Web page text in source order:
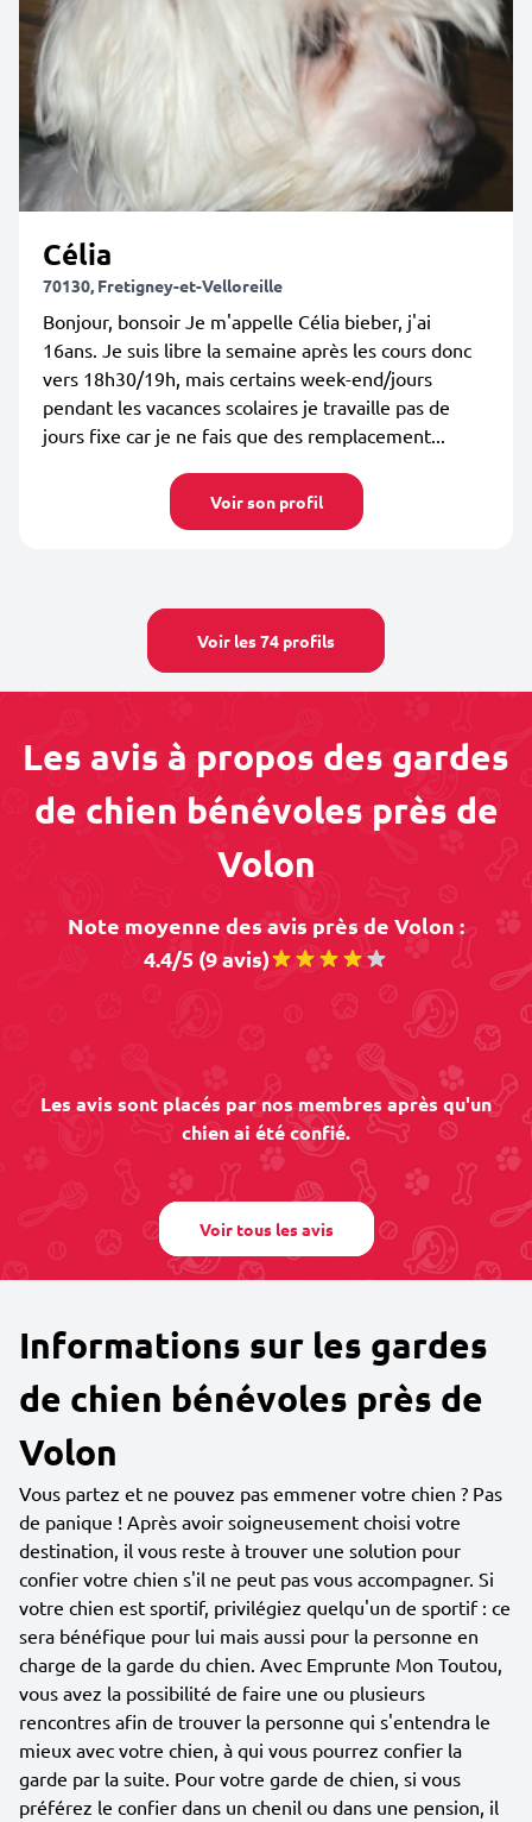
Célia
70130, Fretigney-et-Velloreille
Bonjour, bonsoir Je m'appelle Célia bieber, j'ai
16ans. Je suis libre la semaine après les cours donc
vers 18h30/19h, mais certains week-end/jours
pendant les vacances scolaires je travaille pas de
jours fixe car je ne fais que des remplacement...
Voir son profil
Voir les 74 profils
Les avis à propos des gardes
de chien bénévoles près de
Volon
Note moyenne des avis près de Volon :
4.4/5 (9 avis)
Les avis sont placés par nos membres après qu'un
chien ai été confié.
Voir tous les avis
Informations sur les gardes
de chien bénévoles près de
Volon
Vous partez et ne pouvez pas emmener votre chien ? Pas
de panique ! Après avoir soigneusement choisi votre
destination, il vous reste à trouver une solution pour
confier votre chien s'il ne peut pas vous accompagner. Si
votre chien est sportif, privilégiez quelqu'un de sportif : ce
sera bénéfique pour lui mais aussi pour la personne en
charge de la garde du chien. Avec Emprunte Mon Toutou,
vous avez la possibilité de faire une ou plusieurs
rencontres afin de trouver la personne qui s'entendra le
mieux avec votre chien, à qui vous pourrez confier la
garde par la suite. Pour votre garde de chien, si vous
préférez le confier dans un chenil ou dans une pension, il